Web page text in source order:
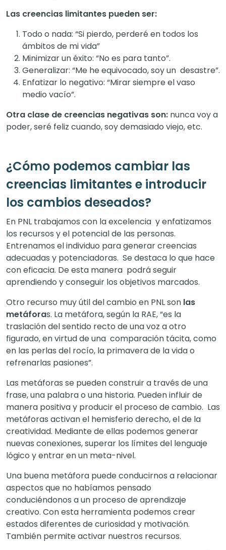
Las creencias limitantes pueden ser:
Todo o nada: “Si pierdo, perderé en todos los
ámbitos de mi vida”
Minimizar un éxito: “No es para tanto”.
Generalizar: “Me he equivocado, soy un desastre”.
Enfatizar lo negativo: “Mirar siempre el vaso
medio vacío”.
Otra clase de creencias negativas son: nunca voy a
poder, seré feliz cuando, soy demasiado viejo, etc.
¿Cómo podemos cambiar las
creencias limitantes e introducir
los cambios deseados?
En PNL trabajamos con la excelencia y enfatizamos
los recursos y el potencial de las personas.
Entrenamos el individuo para generar creencias
adecuadas y potenciadoras. Se destaca lo que hace
con eficacia. De esta manera podrá seguir
aprendiendo y conseguir los objetivos marcados.
Otro recurso muy útil del cambio en PNL son las
metáforas. La metáfora, según la RAE, “es la
traslación del sentido recto de una voz a otro
figurado, en virtud de una comparación tácita, como
en las perlas del rocío, la primavera de la vida o
refrenarlas pasiones”.
Las metáforas se pueden construir a través de una
frase, una palabra o una historia. Pueden influir de
manera positiva y producir el proceso de cambio. Las
metáforas activan el hemisferio derecho, el de la
creatividad. Mediante de ellas podemos generar
nuevas conexiones, superar los límites del lenguaje
lógico y entrar en un meta-nivel.
Una buena metáfora puede conducirnos a relacionar
aspectos que no habíamos pensado
conduciéndonos a un proceso de aprendizaje
creativo. Con esta herramienta podemos crear
estados diferentes de curiosidad y motivación.
También permite activar nuestros recursos.